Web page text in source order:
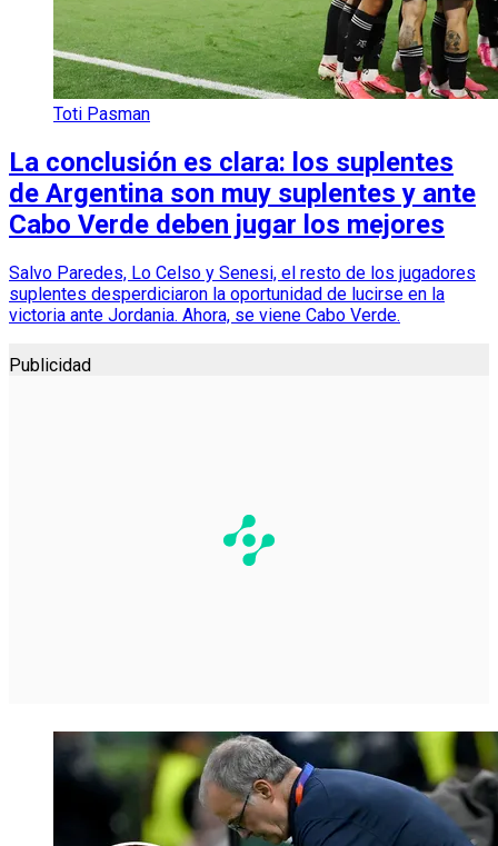
Toti Pasman
La conclusión es clara: los suplentes
de Argentina son muy suplentes y ante
Cabo Verde deben jugar los mejores
Salvo Paredes, Lo Celso y Senesi, el resto de los jugadores
suplentes desperdiciaron la oportunidad de lucirse en la
victoria ante Jordania. Ahora, se viene Cabo Verde.
Publicidad